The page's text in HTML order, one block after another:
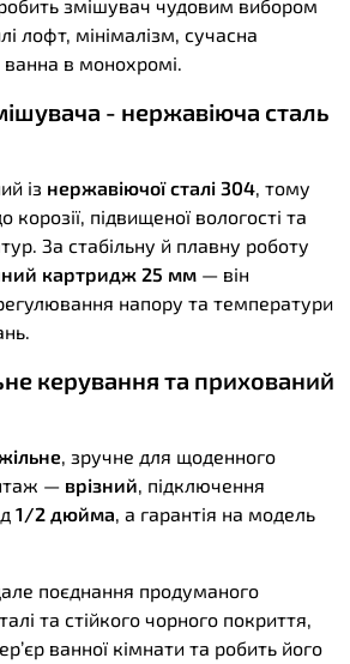
робить змішувач чудовим вибором
лофт, мінімалізм, сучасна
в монохромі.
- нержавіюча сталь
із нержавіючої сталі 304, тому
корозії, підвищеної вологості та
За стабільну й плавну роботу
картридж 25 мм — він
напору та температури
керування та прихований
, зручне для щоденного
— врізний, підключення
1/2 дюйма, а гарантія на модель
поєднання продуманого
та стійкого чорного покриття,
ванної кімнати та робить його